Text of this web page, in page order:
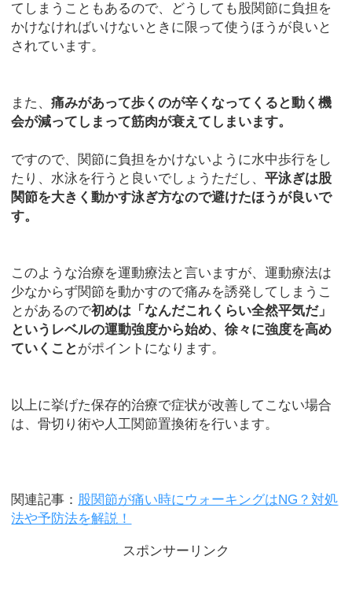
てしまうこともあるので、どうしても股関節に負担を
かけなければいけないときに限って使うほうが良いと
されています。
また、痛みがあって歩くのが辛くなってくると動く機
会が減ってしまって筋肉が衰えてしまいます。
ですので、関節に負担をかけないように水中歩行をし
たり、水泳を行うと良いでしょうただし、平泳ぎは股
関節を大きく動かす泳ぎ方なので避けたほうが良いで
す。
このような治療を運動療法と言いますが、運動療法は
少なからず関節を動かすので痛みを誘発してしまうこ
とがあるので初めは「なんだこれくらい全然平気だ」
というレベルの運動強度から始め、徐々に強度を高め
ていくこと がポイントになります。
以上に挙げた保存的治療で症状が改善してこない場合
は、骨切り術や人工関節置換術を行います。
関連記事： 股関節が痛い時にウォーキングはNG？対処
法や予防法を解説！
スポンサーリンク